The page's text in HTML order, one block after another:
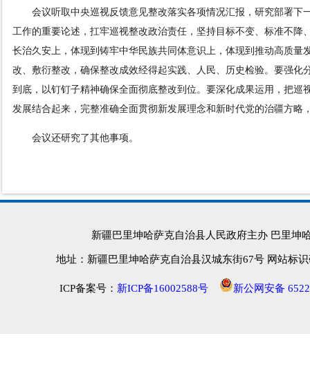
会议听取中央巡视反馈意见整改落实各项情况汇报，研究部署下
工作的重要论述，扛牢巡视整改政治责任，坚持目标不变、标准不
长治久安上，体现到铸牢中华民族共同体意识上，体现到推动高质
改、敷衍整改，确保整改成效经得起实践、人民、历史检验。要强
到底，以钉钉子精神确保全面彻底整改到位。要深化成果运用，把
发展结合起来，完整准确全面贯彻新发展理念和新时代党的治疆方略
会议还研究了其他事项。
新疆巴里坤哈萨克自治县人民政府主办 巴里坤
地址：新疆巴里坤哈萨克自治县汉城东街67号 网站标
ICP备案号： 新ICP备16002588号 新公网安备